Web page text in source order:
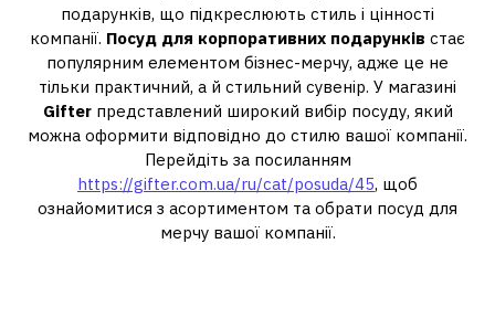
подарунків, що підкреслюють стиль і цінності
компанії. Посуд для корпоративних подарунків стає
популярним елементом бізнес-мерчу, адже це не
тільки практичний, а й стильний сувенір. У магазині
Gifterпредставлений широкий вибір посуду, який
можна оформити відповідно до стилю вашої компанії.
Перейдіть за посиланням
https://gifter.com.ua/ru/cat/posuda/45, щоб
ознайомитися з асортиментом та обрати посуд для
мерчу вашої компанії.